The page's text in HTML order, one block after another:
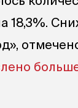
18,3%.